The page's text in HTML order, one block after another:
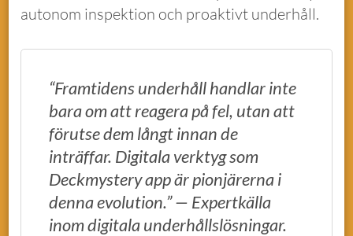
autonom inspektion och proaktivt underhåll.
“Framtidens underhåll handlar inte
bara om att reagera på fel, utan att
förutse dem långt innan de
inträffar. Digitala verktyg som
Deckmystery app är pionjärerna i
denna evolution.” — Expertkälla
inom digitala underhållslösningar.